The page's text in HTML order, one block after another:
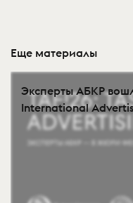
Еще материалы
Эксперты АБКР
International